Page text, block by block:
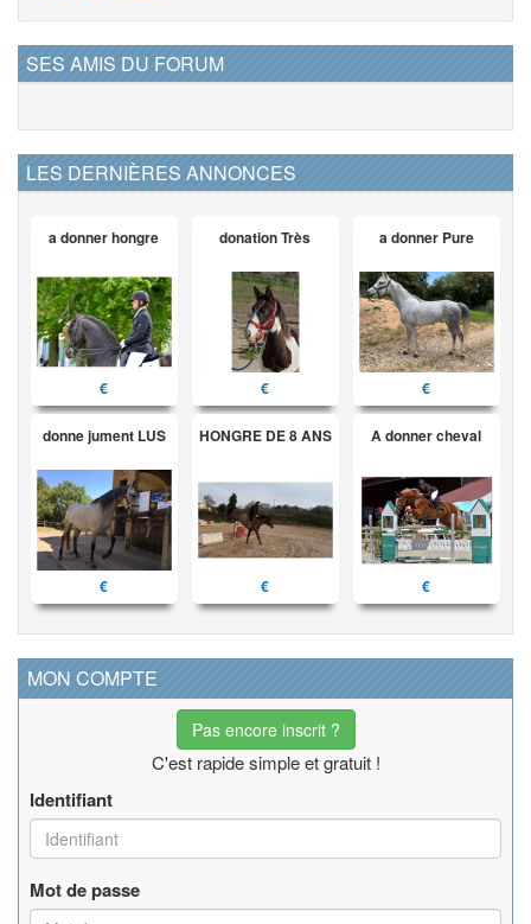
SES AMIS DU FORUM
LES DERNIÈRES ANNONCES
a donner hongre
€
donation Très
€
a donner Pure
€
donne jument LUS
€
HONGRE DE 8 ANS
€
A donner cheval
€
MON COMPTE
Pas encore inscrit ?
C'est rapide simple et gratuit !
Identifiant
Mot de passe